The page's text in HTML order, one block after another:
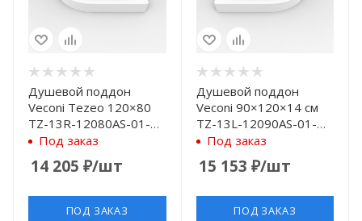
Душевой поддон
Veconi Tezeo 120×80
TZ-13R-12080AS-01-
19C1
Под заказ
14 205 ₽/шт
ПОД ЗАКАЗ
Душевой поддон
Veconi 90×120×14 см
TZ-13L-12090AS-01-
19C1
Под заказ
15 153 ₽/шт
ПОД ЗАКАЗ